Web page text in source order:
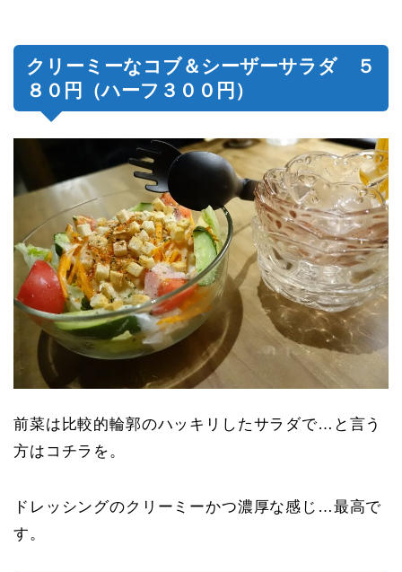
クリーミーなコブ＆シーザーサラダ ５
８０円（ハーフ３００円）
前菜は比較的輪郭のハッキリしたサラダで…と言う
方はコチラを。
ドレッシングのクリーミーかつ濃厚な感じ…最高で
す。